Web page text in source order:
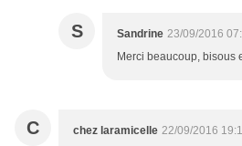
S Sandrine 23/09/2016
Merci beaucoup, bisous
C chez laramicelle 22/09/2016